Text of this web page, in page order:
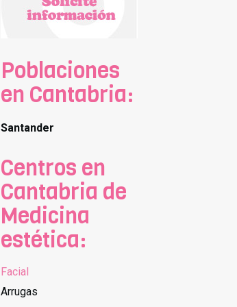
Poblaciones
en Cantabria:
Santander
Centros en
Cantabria de
Medicina
estética:
Facial
Arrugas